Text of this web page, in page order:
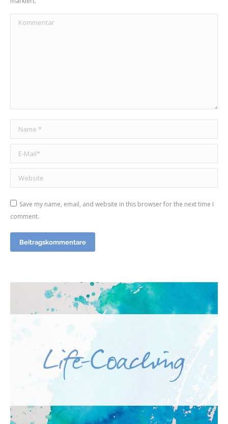
Kommentar
Name *
E-Mail *
Website
Save my name, email, and website in this browser for the next time I
comment.
Beitragskommentare